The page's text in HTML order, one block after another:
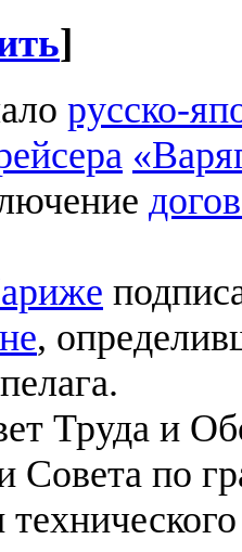
]
русско-
,
Труда и
Совета по